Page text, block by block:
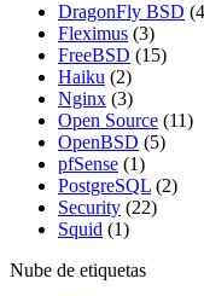
DragonFly BSD
Fleximus (3)
FreeBSD (15)
Haiku (2)
Nginx (3)
Open Source (11)
OpenBSD (5)
pfSense (1)
PostgreSQL (2)
Security (22)
Squid (1)
Nube de etiquetas